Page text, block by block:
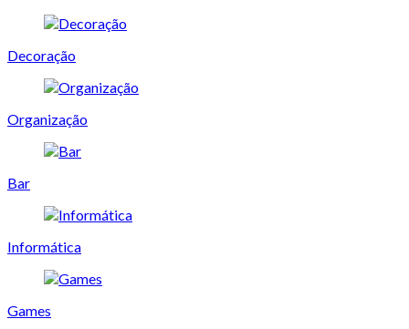
Decoração
Organização
Bar
Informática
Games